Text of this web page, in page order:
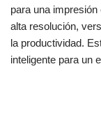
para una
alta resolución,
la productividad.
inteligente para un